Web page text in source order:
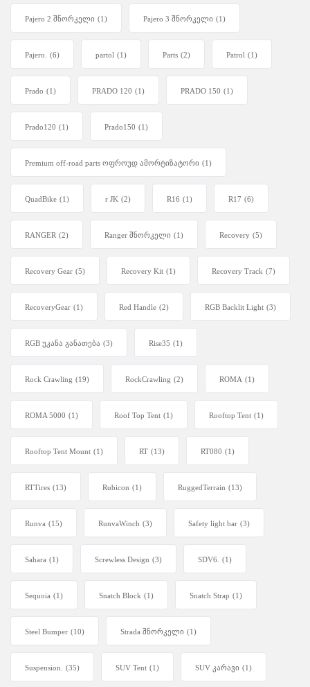
Pajero 2 შნორკელი (1) Pajero 3 შნორკელი (1)
Pajero. (6) partol (1) Parts (2) Patrol (1)
Prado (1) PRADO 120 (1) PRADO 150 (1)
Prado120 (1) Prado150 (1)
Premium off-road parts ოფროუდ ამორტიზატორი (1)
QuadBike (1) r JK (2) R16 (1) R17 (6)
RANGER (2) Ranger შნორკელი (1) Recovery (5)
Recovery Gear (5) Recovery Kit (1) Recovery Track (7)
RecoveryGear (1) Red Handle (2) RGB Backlit Light (3)
RGB უკანა განათება (3) Rise35 (1)
Rock Crawling (19) RockCrawling (2) ROMA (1)
ROMA 5000 (1) Roof Top Tent (1) Rooftop Tent (1)
Rooftop Tent Mount (1) RT (13) RT080 (1)
RTTires (13) Rubicon (1) RuggedTerrain (13)
Runva (15) RunvaWinch (3) Safety light bar (3)
Sahara (1) Screwless Design (3) SDV6. (1)
Sequoia (1) Snatch Block (1) Snatch Strap (1)
Steel Bumper (10) Strada შნორკელი (1)
Suspension. (35) SUV Tent (1) SUV კარავი (1)